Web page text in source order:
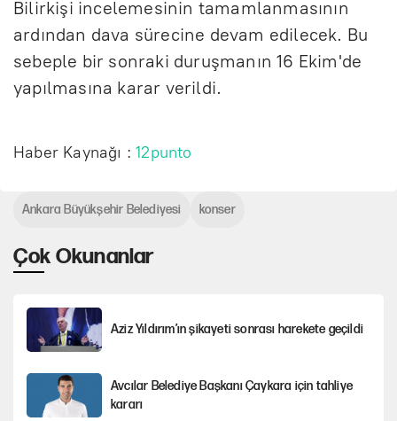
Bilirkişi incelemesinin tamamlanmasının
ardından dava sürecine devam edilecek. Bu
sebeple bir sonraki duruşmanın 16 Ekim'de
yapılmasına karar verildi.
Haber Kaynağı :12punto
Çok Okunanlar
Aziz Yıldırım’ın şikayeti sonrası harekete geçildi
Avcılar Belediye Başkanı Çaykara için tahliye
kararı
Ankara Büyükşehir Belediyesi konser